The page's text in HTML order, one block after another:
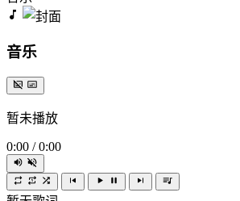
音乐
暂未播放
0:00 / 0:00